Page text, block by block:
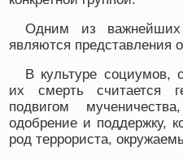
Одним из важнейших
являются представления
В культуре социумов,
их смерть считается
подвигом
одобрение и поддержку,
род террориста,